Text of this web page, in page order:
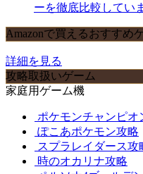
ーを徹底比較してい
Amazonで買えるおすすめ
詳細を見る
攻略取扱いゲーム
家庭用ゲーム機
ポケモンチャンピオ
ぽこあポケモン攻略
スプラレイダース攻
時のオカリナ攻略